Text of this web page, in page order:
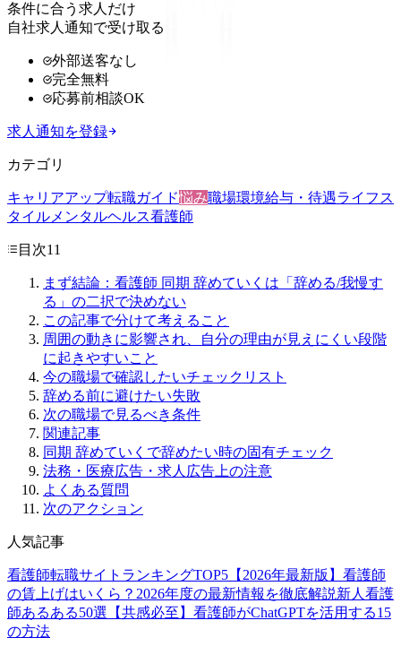
条件に合う求人だけ
自社求人通知で受け取る
外部送客なし
完全無料
応募前相談OK
求人通知を登録
カテゴリ
キャリアアップ転職ガイド悩み職場環境給与・待遇ライフス
タイル メンタルヘルス看護師
目次11
まず結論：看護師 同期 辞めていくは「辞める/我慢す
る」の二択で決めない
この記事で分けて考えること
周囲の動きに影響され、自分の理由が見えにくい段階
に起きやすいこと
今の職場で確認したいチェックリスト
辞める前に避けたい失敗
次の職場で見るべき条件
関連記事
同期 辞めていくで辞めたい時の固有チェック
法務・医療広告・求人広告上の注意
よくある質問
次のアクション
人気記事
看護師転職サイトランキングTOP5【2026年最新版】 看護師
の賃上げはいくら？2026年度の最新情報を徹底解説新人看護
師あるある50選【共感必至】 看護師がChatGPTを活用する15
の方法